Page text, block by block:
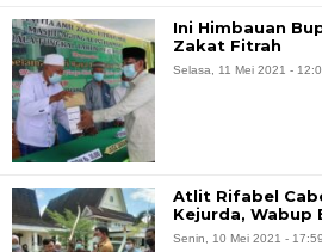
Ini Himbauan
Zakat Fitrah
Selasa, 11 Mei 2021 -
Atlit Rifabel
Kejurda, Wabup
Senin, 10 Mei 2021 -